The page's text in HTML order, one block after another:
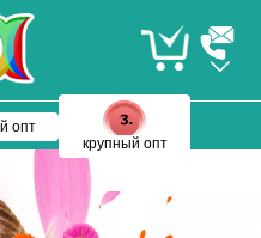
опт
крупный опт